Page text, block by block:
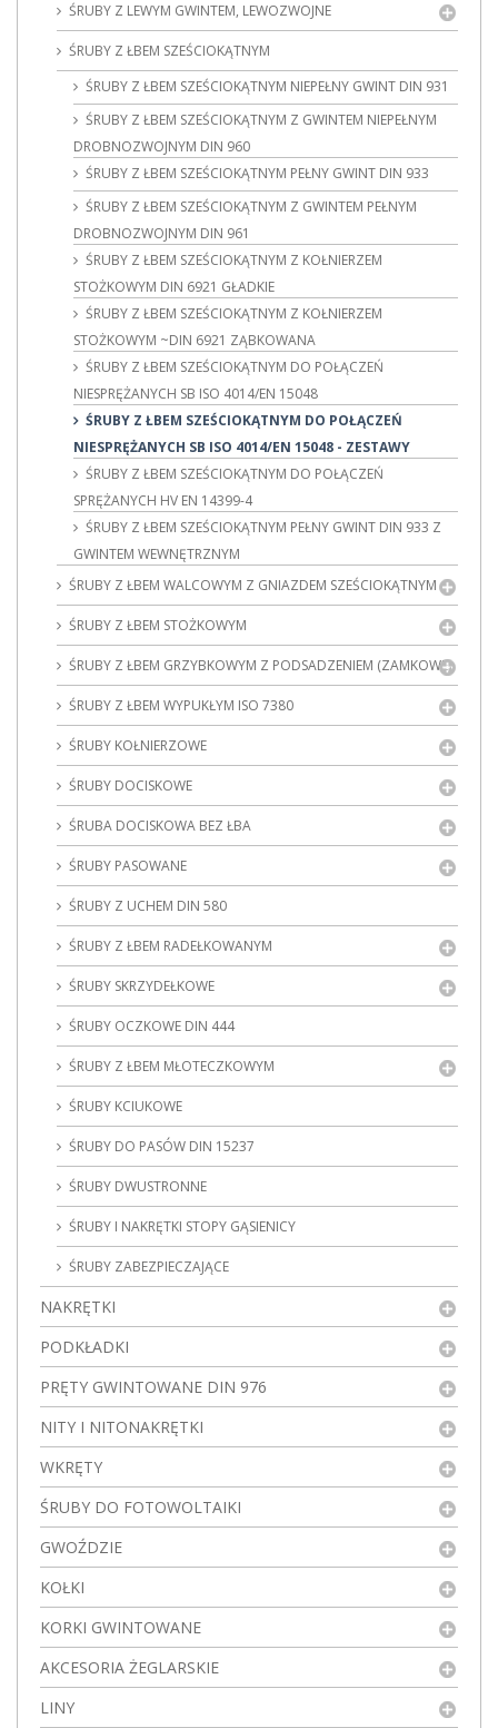
ŚRUBY Z LEWYM GWINTEM, LEWOZWOJNE
ŚRUBY Z ŁBEM SZEŚCIOKĄTNYM
ŚRUBY Z ŁBEM SZEŚCIOKĄTNYM NIEPEŁNY GWINT DIN 931
ŚRUBY Z ŁBEM SZEŚCIOKĄTNYM Z GWINTEM NIEPEŁNYM
DROBNOZWOJNYM DIN 960
ŚRUBY Z ŁBEM SZEŚCIOKĄTNYM PEŁNY GWINT DIN 933
ŚRUBY Z ŁBEM SZEŚCIOKĄTNYM Z GWINTEM PEŁNYM
DROBNOZWOJNYM DIN 961
ŚRUBY Z ŁBEM SZEŚCIOKĄTNYM Z KOŁNIERZEM
STOŻKOWYM DIN 6921 GŁADKIE
ŚRUBY Z ŁBEM SZEŚCIOKĄTNYM Z KOŁNIERZEM
STOŻKOWYM ~DIN 6921 ZĄBKOWANA
ŚRUBY Z ŁBEM SZEŚCIOKĄTNYM DO POŁĄCZEŃ
NIESPRĘŻANYCH SB ISO 4014/EN 15048
ŚRUBY Z ŁBEM SZEŚCIOKĄTNYM DO POŁĄCZEŃ
NIESPRĘŻANYCH SB ISO 4014/EN 15048 - ZESTAWY
ŚRUBY Z ŁBEM SZEŚCIOKĄTNYM DO POŁĄCZEŃ
SPRĘŻANYCH HV EN 14399-4
ŚRUBY Z ŁBEM SZEŚCIOKĄTNYM PEŁNY GWINT DIN 933 Z
GWINTEM WEWNĘTRZNYM
ŚRUBY Z ŁBEM WALCOWYM Z GNIAZDEM SZEŚCIOKĄTNYM
ŚRUBY Z ŁBEM STOŻKOWYM
ŚRUBY Z ŁBEM GRZYBKOWYM Z PODSADZENIEM (ZAMKOWE)
ŚRUBY Z ŁBEM WYPUKŁYM ISO 7380
ŚRUBY KOŁNIERZOWE
ŚRUBY DOCISKOWE
ŚRUBA DOCISKOWA BEZ ŁBA
ŚRUBY PASOWANE
ŚRUBY Z UCHEM DIN 580
ŚRUBY Z ŁBEM RADEŁKOWANYM
ŚRUBY SKRZYDEŁKOWE
ŚRUBY OCZKOWE DIN 444
ŚRUBY Z ŁBEM MŁOTECZKOWYM
ŚRUBY KCIUKOWE
ŚRUBY DO PASÓW DIN 15237
ŚRUBY DWUSTRONNE
ŚRUBY I NAKRĘTKI STOPY GĄSIENICY
ŚRUBY ZABEZPIECZAJĄCE
NAKRĘTKI
PODKŁADKI
PRĘTY GWINTOWANE DIN 976
NITY I NITONAKRĘTKI
WKRĘTY
ŚRUBY DO FOTOWOLTAIKI
GWOŹDZIE
KOŁKI
KORKI GWINTOWANE
AKCESORIA ŻEGLARSKIE
LINY